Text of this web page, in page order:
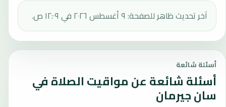
آخر تحديث ظاهر للصفحة: ٩ أغسطس ٢٠٢٦ في ١٢:٠٩ ص.
أسئلة شائعة
أسئلة شائعة عن مواقيت الصلاة في
سان جيرمان